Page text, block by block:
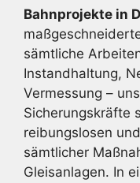
Bahnprojekte in
sämtliche
Instandhaltung,
Vermessung –
Sicherungskräfte
reibungslosen
sämtlicher
Gleisanlagen. In